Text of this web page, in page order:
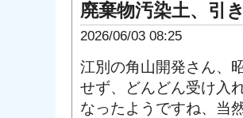
廃棄物汚染土、引
2026/06/03 08:25
江別の角山開発さん、
せず、どんどん受け入
なったようですね、当